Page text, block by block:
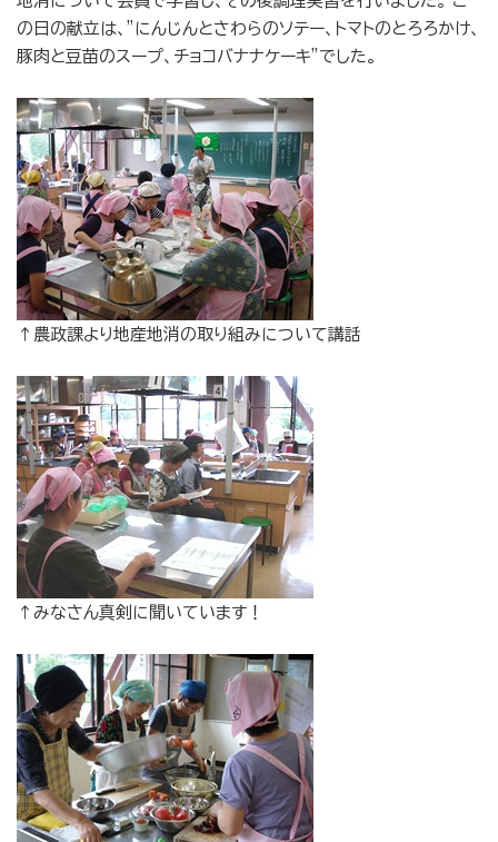
の日の献立は、”にんじんとさわらのソテー、トマトのとろろかけ、
豚肉と豆苗のスープ、チョコバナナケーキ”でした。
↑農政課より地産地消の取り組みについて講話
↑みなさん真剣に聞いています！